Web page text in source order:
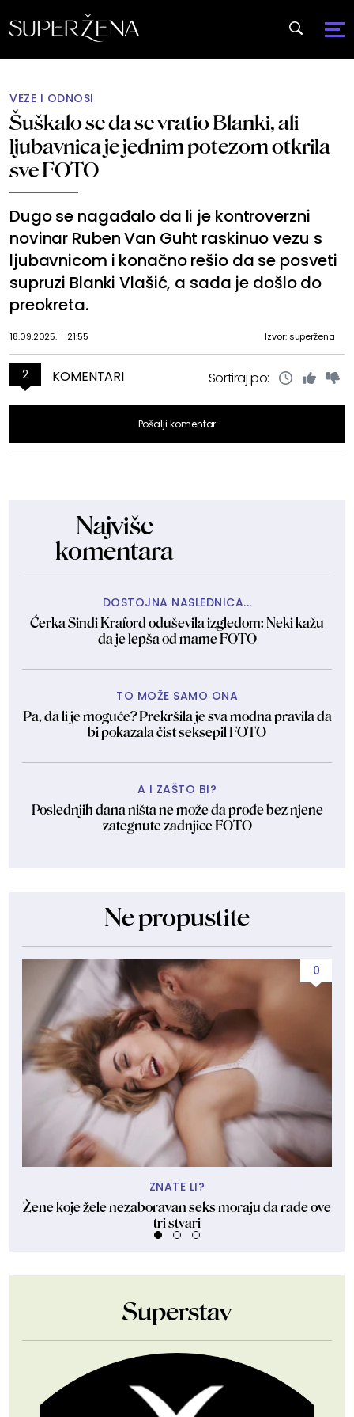
VEZE I ODNOSI
Šuškalo se da se vratio Blanki, ali
ljubavnica je jednim potezom otkrila
sve FOTO
Dugo se nagađalo da li je kontroverzni
novinar Ruben Van Guht raskinuo vezu s
ljubavnicom i konačno rešio da se posveti
supruzi Blanki Vlašić, a sada je došlo do
preokreta.
18.09.2025. 21:55 Izvor: superžena
2 KOMENTARI Sortiraj po:
Pošalji komentar
Najviše
komentara
DOSTOJNA NASLEDNICA...
Ćerka Sindi Kraford oduševila izgledom: Neki kažu
da je lepša od mame FOTO
TO MOŽE SAMO ONA
Pa, da li je moguće? Prekršila je sva modna pravila da
bi pokazala čist seksepil FOTO
A I ZAŠTO BI?
Poslednjih dana ništa ne može da prođe bez njene
zategnute zadnjice FOTO
Ne propustite
0
ZNATE LI?
Žene koje žele nezaboravan seks moraju da rade ove
tri stvari
Superstav